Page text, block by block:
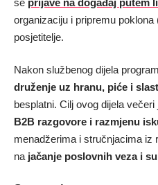
organizaciju i pripremu
posjetitelje.
Nakon službenog dijela
druženje uz hranu, piće i
besplatni. Cilj ovog dijela večeri
B2B razgovore i razmjenu
menadžerima i stručnjacima iz
na jačanje poslovnih veza i